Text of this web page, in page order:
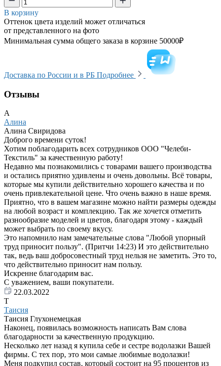
В корзину
Оттенок цвета изделий может отличаться
от представленного на фото
Минимальная сумма общего заказа в корзине 50000₽
Доставка по России и в РБ Подробнее
Отзывы
А
Алина
Алина Свиридова
Доброго времени суток!
Хотим поблагодарить всех сотрудников ООО "Челеби-
Текстиль" за качественную работу!
Недавно мы познакомились с товарами вашего производства
и остались приятно удивлены и очень довольны. Всё товары,
которые мы купили действительно хорошего качества и по
очень привлекательной цене. Что очень важно в наше время.
Приятно, что в вашем магазине можно найти размеры одежды
на любой возраст и комплекцию. Так же хочется отметить
разнообразие моделей и цветов, благодаря этому - каждый
может выбрать по своему вкусу.
Это напомнило нам замечательные слова "Любой упорный
труд приносит пользу". (Притчи 14:23) И это действительно
так, ведь ваш добросовестный труд нельзя не заметить. Это то,
что действительно приносит нам пользу.
Искренне благодарим вас.
С уважением, ваши покупатели.
22.03.2022
Т
Таисия
Таисия Глухонемецкая
Наконец, появилась возможность написать Вам слова
благодарности за качественную продукцию.
Несколько лет назад я купила себе и сестре водолазки Вашей
фирмы. С тех пор, это мои самые любимые водолазки!
Меня подкупил состав, который состоит на 95 процентов из